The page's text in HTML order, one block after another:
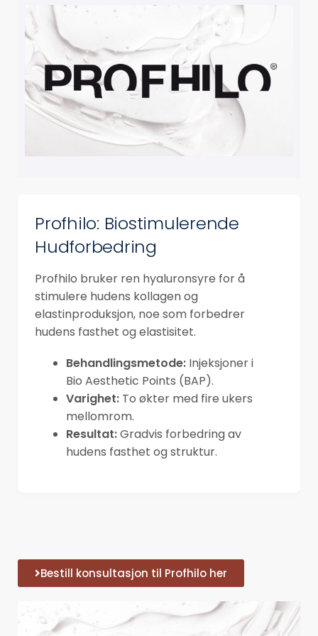
Profhilo: Biostimulerende
Hudforbedring
Profhilo bruker ren hyaluronsyre for å
stimulere hudens kollagen og
elastinproduksjon, noe som forbedrer
hudens fasthet og elastisitet.
Behandlingsmetode: Injeksjoner i
Bio Aesthetic Points (BAP).
Varighet: To økter med fire ukers
mellomrom.
Resultat:Gradvis forbedring av
hudens fasthet og struktur.
Bestill konsultasjon til Profhilo her